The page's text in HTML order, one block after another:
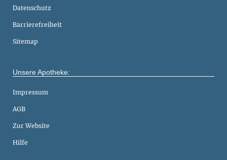
Datenschutz
Barrierefreiheit
Sitemap
Unsere Apotheke:
Impressum
AGB
Zur Website
Hilfe